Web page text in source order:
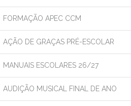
FORMAÇÃO APEC CCM
AÇÃO DE GRAÇAS PRÉ-ESCOLAR
MANUAIS ESCOLARES 26/27
AUDIÇÃO MUSICAL FINAL DE ANO